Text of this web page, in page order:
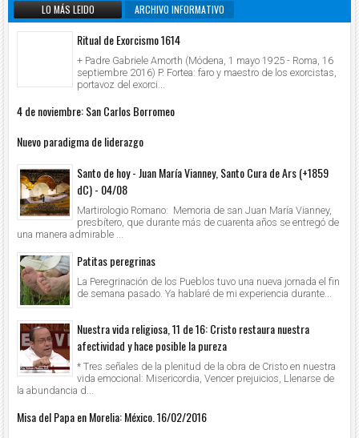
LO MÁS LEIDO ARCHIVO INFORMATIVO
Ritual de Exorcismo 1614
+ Padre Gabriele Amorth (Módena, 1 mayo 1925 - Roma, 16
septiembre 2016) P. Fortea: faro y maestro de los exorcistas,
portavoz del exorci...
4 de noviembre: San Carlos Borromeo
Nuevo paradigma de liderazgo
Santo de hoy - Juan María Vianney, Santo Cura de Ars (+1859
dC) - 04/08
Martirologio Romano: Memoria de san Juan María Vianney,
presbítero, que durante más de cuarenta años se entregó de
una manera admirable ...
Patitas peregrinas
La Peregrinación de los Pueblos tuvo una nueva jornada el fin
de semana pasado. Ya hablaré de mi experiencia durante...
Nuestra vida religiosa, 11 de 16: Cristo restaura nuestra
afectividad y hace posible la pureza
* Tres señales de la plenitud de la obra de Cristo en nuestra
vida emocional: Misericordia, Vencer prejuicios, Llenarse de
la abundancia d...
Misa del Papa en Morelia: México. 16/02/2016